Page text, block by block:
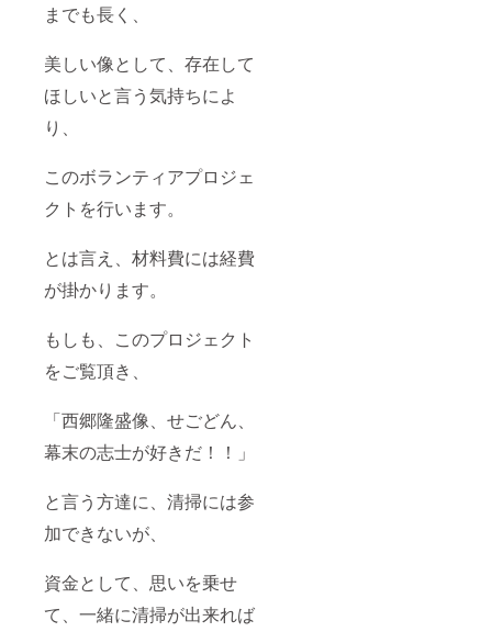
までも長く、
美しい像として、存在して
ほしいと言う気持ちによ
り、
このボランティアプロジェ
クトを行います。
とは言え、材料費には経費
が掛かります。
もしも、このプロジェクト
をご覧頂き、
「西郷隆盛像、せごどん、
幕末の志士が好きだ！！」
と言う方達に、清掃には参
加できないが、
資金として、思いを乗せ
て、一緒に清掃が出来れば